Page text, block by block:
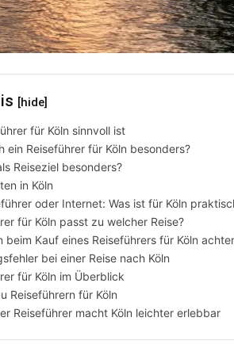
[hide]
für Köln sinnvoll ist
ein Reiseführer für Köln besonders?
Reiseziel besonders?
in Köln
oder Internet: Was ist für Köln
für Köln passt zu welcher Reise?
beim Kauf eines Reiseführers für Köln
bei einer Reise nach Köln
für Köln im Überblick
Reiseführern für Köln
Reiseführer macht Köln leichter erlebbar